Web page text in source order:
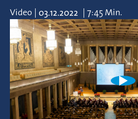
Video | 03.12.2022 | 7:45 Min.